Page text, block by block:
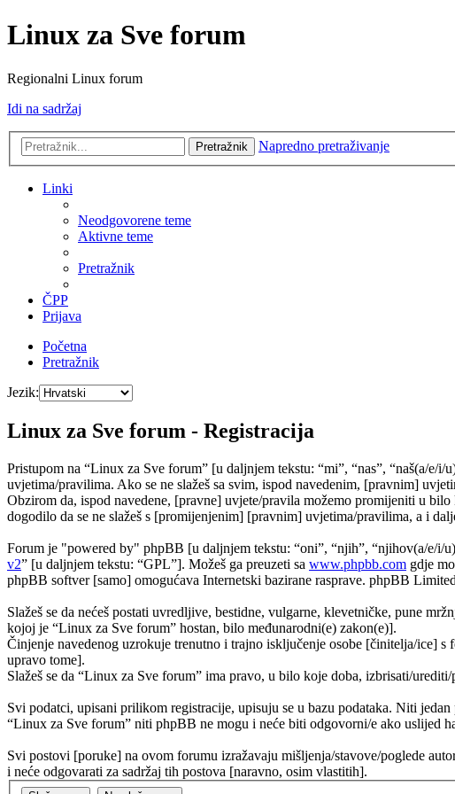
Linux za Sve forum
Regionalni Linux forum
Idi na sadržaj
Pretražnik Napredno pretraživanje
Linki
Neodgovorene teme
Aktivne teme
Pretražnik
ČPP
Prijava
Početna
Pretražnik
Jezik:
Linux za Sve forum - Registracija
Pristupom na “Linux za Sve forum” [u daljnjem tekstu: “mi”, “nas”, “naš(a/
uvjetima/pravilima. Ako se ne slažeš sa svim, ispod navedenim, [pravnim]
Obzirom da, ispod navedene, [pravne] uvjete/pravila možemo promijeniti u
dogodilo da se ne slažeš s [promijenjenim] [pravnim] uvjetima/pravilima, a i
Forum je "powered by" phpBB [u daljnjem tekstu: “oni”, “njih”, “njihov(a/e/
v2” [u daljnjem tekstu: “GPL”]. Možeš ga preuzeti sa www.phpbb.com gdje
phpBB softver [samo] omogućava Internetski bazirane rasprave. phpBB
Slažeš se da nećeš postati uvredljive, bestidne, vulgarne, klevetničke, pune
kojoj je “Linux za Sve forum” hostan, bilo međunarodni(e) zakon(e)].
Činjenje navedenog uzrokuje trenutno i trajno isključenje osobe [činitelja/ice]
upravo tome].
Slažeš se da “Linux za Sve forum” ima pravo, u bilo koje doba, izbrisati/
Svi podatci, upisani prilikom registracije, upisuju se u bazu podataka. Niti
“Linux za Sve forum” niti phpBB ne mogu i neće biti odgovorni/e ako uslijed
Svi postovi [poruke] na ovom forumu izražavaju mišljenja/stavove/poglede
i neće odgovarati za sadržaj tih postova [naravno, osim vlastitih].